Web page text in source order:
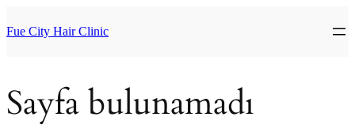
geç
Fue City Hair Clinic
Sayfa bulunamadı